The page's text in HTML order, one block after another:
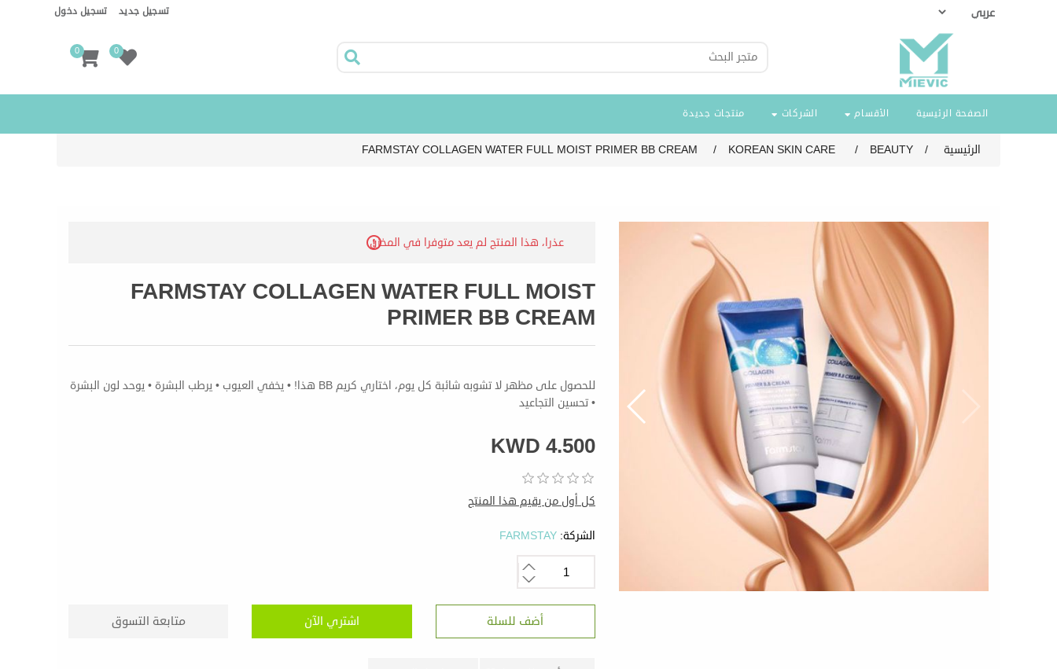
تسجيل جديد تسجيل دخول
الصفحة الرئيسية الأقسام الشركات منتجات جديدة
0
0
الرئيسية /
BEAUTY
/
KOREAN SKIN CARE
/
FARMSTAY COLLAGEN WATER FULL MOIST PRIMER BB CREAM
عذرا، هذا المنتج لم يعد متوفرا في المخزن
FARMSTAY COLLAGEN WATER FULL MOIST
PRIMER BB CREAM
للحصول على مظهر لا تشوبه شائبة كل يوم، اختاري كريم BB هذا! • يخفي العيوب • يرطب البشرة • يوحد لون البشرة
• تحسين التجاعيد
KWD 4.500
كل أول من يقيم هذا المنتج
الشركة: FARMSTAY